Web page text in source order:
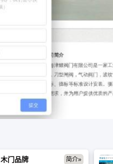
木门品牌 简介»